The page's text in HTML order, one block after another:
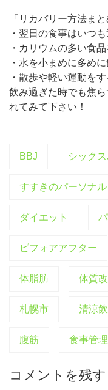
「リカバリー方法まと
・翌日の食事はいつも
・カリウムの多い食
・水を小まめに多め
・散歩や軽い運動をす
飲み過ぎた時でも焦
れてみて下さい！
BBJ シック
すすきのパーソナル
ダイエット
ビフォアアフター
体脂肪 体質
札幌市 清涼
腹筋 食事管理
コメントを残す